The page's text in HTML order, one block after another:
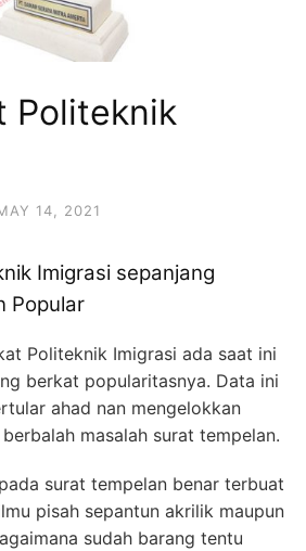
Politeknik
14, 2021
Imigrasi sepanjang
Popular
Politeknik Imigrasi ada saat ini
berkat popularitasnya. Data ini
ahad nan mengelokkan
masalah surat tempelan.
surat tempelan benar terbuat
pisah sepantun akrilik maupun
sudah barang tentu